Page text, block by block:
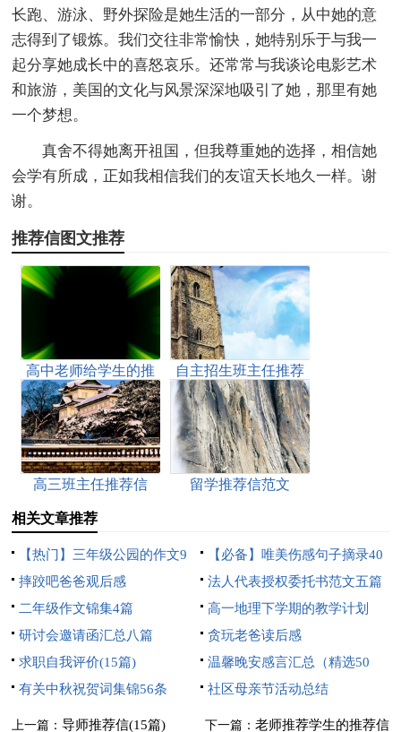
长跑、游泳、野外探险是她生活的一部分，从中她的意
志得到了锻炼。我们交往非常愉快，她特别乐于与我一
起分享她成长中的喜怒哀乐。还常常与我谈论电影艺术
和旅游，美国的文化与风景深深地吸引了她，那里有她
一个梦想。
真舍不得她离开祖国，但我尊重她的选择，相信她
会学有所成，正如我相信我们的友谊天长地久一样。谢
谢。
推荐信图文推荐
高中老师给学生的推
荐信
自主招生班主任推荐
信
高三班主任推荐信 留学推荐信范文
相关文章推荐
【热门】三年级公园的作文9
篇
【必备】唯美伤感句子摘录40
条
摔跤吧爸爸观后感
法人代表授权委托书范文五篇
二年级作文锦集4篇
高一地理下学期的教学计划
研讨会邀请函汇总八篇
贪玩老爸读后感
求职自我评价(15篇)
温馨晚安感言汇总（精选50
句）
有关中秋祝贺词集锦56条 社区母亲节活动总结
上一篇：导师推荐信(15篇) 下一篇： 老师推荐学生的推荐信